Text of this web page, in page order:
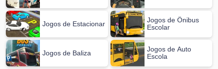
Jogos de Estacionar
Jogos de Ônibus
Escolar
Jogos de Baliza
Jogos de Auto
Escola